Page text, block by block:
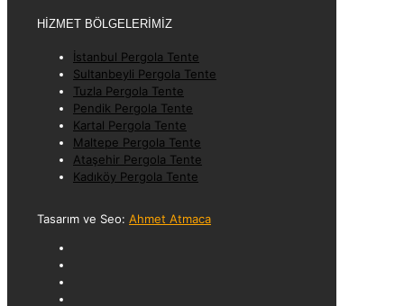
HİZMET BÖLGELERİMİZ
İstanbul Pergola Tente
Sultanbeyli Pergola Tente
Tuzla Pergola Tente
Pendik Pergola Tente
Kartal Pergola Tente
Maltepe Pergola Tente
Ataşehir Pergola Tente
Kadıköy Pergola Tente
Tasarım ve Seo: Ahmet Atmaca